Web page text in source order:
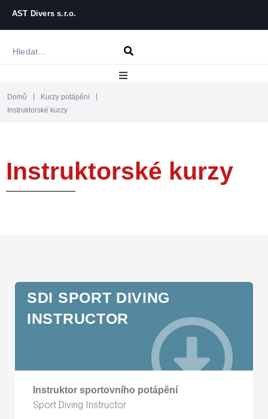
AST Divers s.r.o.
Domů
Kurzy potápění
Domů Kurzy potápění
Instruktorské kurzy
Instruktorské kurzy
SDI SPORT DIVING
INSTRUCTOR
Instruktor sportovního potápění
Sport Diving Instructor